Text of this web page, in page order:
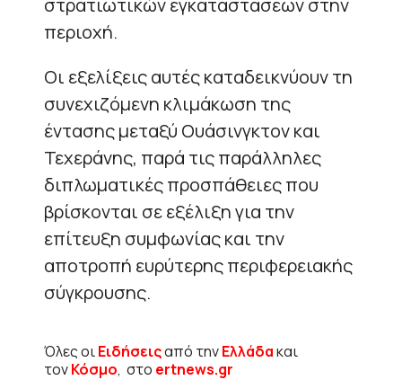
περιοχή.
Οι εξελίξεις αυτές καταδεικνύουν τη
συνεχιζόμενη κλιμάκωση της
έντασης μεταξύ Ουάσινγκτον και
Τεχεράνης, παρά τις παράλληλες
διπλωματικές προσπάθειες που
βρίσκονται σε εξέλιξη για την
επίτευξη συμφωνίας και την
αποτροπή ευρύτερης περιφερειακής
σύγκρουσης.
Όλες οιΕιδήσειςαπό τηνΕλλάδακαι
τονΚόσμο, στο ertnews.gr